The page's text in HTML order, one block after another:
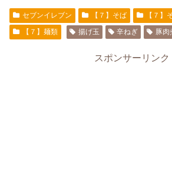
セブンイレブン 【７】そば
【７】
【７】麺類
揚げ玉 辛ねぎ 豚肉
スポンサーリンク